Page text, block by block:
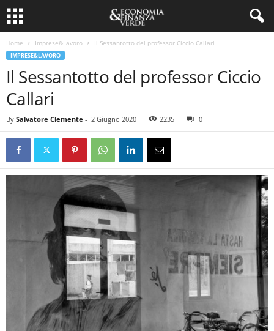
Home Imprese&Lavoro Il Sessantotto del professor Ciccio Callari
IMPRESE&LAVORO
Il Sessantotto del professor Ciccio
Callari
By Salvatore Clemente - 2 Giugno 2020 2235 0